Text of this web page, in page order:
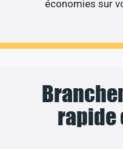
économies sur
rapide